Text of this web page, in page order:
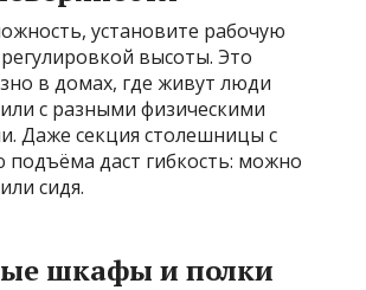
установите рабочую
высоты. Это
в домах, где живут люди
с разными физическими
Даже секция столешницы с
даст гибкость: можно
сидя.
шкафы и полки